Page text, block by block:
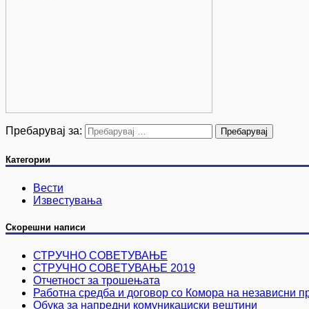
Пребарувај за:
Категории
Вести
Известувања
Скорешни написи
СТРУЧНО СОВЕТУВАЊЕ
СТРУЧНО СОВЕТУВАЊЕ 2019
Отчетност за трошењата
Работна средба и договор со Комора на независни
Обука за напредни комуникациски вештини